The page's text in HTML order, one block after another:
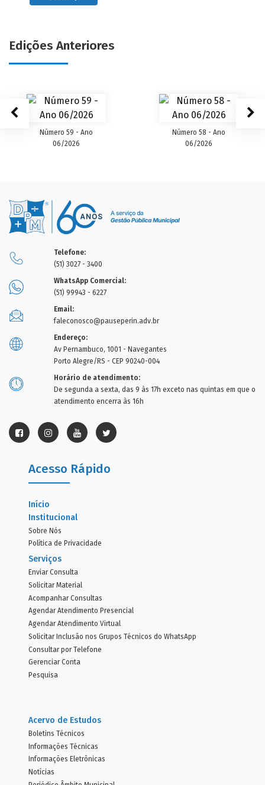
Edições Anteriores
Número 59 - Ano
06/2026
Número 58 - Ano
06/2026
Telefone:
(51) 3027 - 3400
WhatsApp Comercial:
(51) 99943 - 6227
Email:
faleconosco@pauseperin.adv.br
Endereço:
Av Pernambuco, 1001 - Navegantes
Porto Alegre/RS - CEP 90240-004
Horário de atendimento:
De segunda a sexta, das 9 às 17h exceto nas quintas em que o
atendimento encerra às 16h
Acesso Rápido
Início
Institucional
Sobre Nós
Política de Privacidade
Serviços
Enviar Consulta
Solicitar Material
Acompanhar Consultas
Agendar Atendimento Presencial
Agendar Atendimento Virtual
Solicitar Inclusão nos Grupos Técnicos do WhatsApp
Consultar por Telefone
Gerenciar Conta
Pesquisa
Acervo de Estudos
Boletins Técnicos
Informações Técnicas
Informações Eletrônicas
Notícias